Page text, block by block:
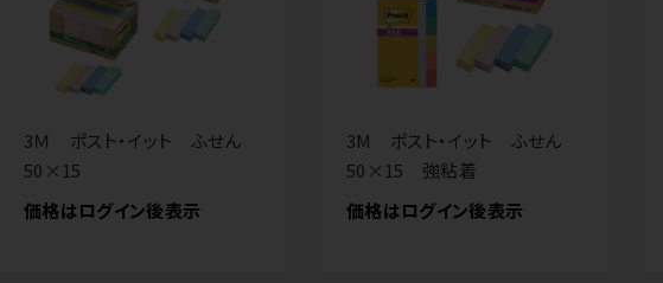
3Ｍ ポスト・イット ふせん
50×15
価格はログイン後表示
3M ポスト・イット ふせん
50×15 強粘着
価格はログイン後表示